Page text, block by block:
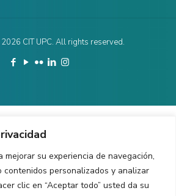
mejorar su experiencia de navegación,
contenidos personalizados y analizar
clic en “Aceptar todo” usted da su
2026 CIT UPC. All rights reserved.